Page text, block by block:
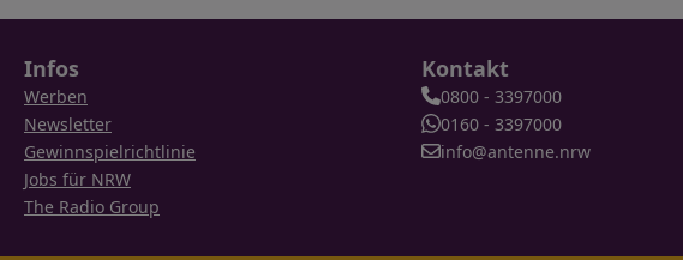
Infos
Werben
Newsletter
Gewinnspielrichtlinie
Jobs für NRW
The Radio Group
Kontakt
0800 - 3397000
0160 - 3397000
info@antenne.nrw